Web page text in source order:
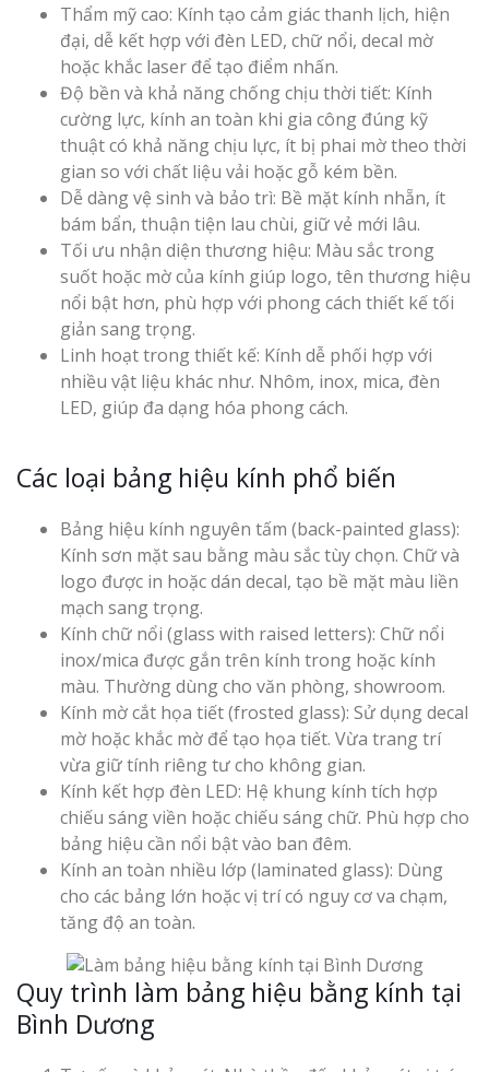
Thẩm mỹ cao: Kính tạo cảm giác thanh lịch, hiện
đại, dễ kết hợp với đèn LED, chữ nổi, decal mờ
hoặc khắc laser để tạo điểm nhấn.
Độ bền và khả năng chống chịu thời tiết: Kính
cường lực, kính an toàn khi gia công đúng kỹ
thuật có khả năng chịu lực, ít bị phai mờ theo thời
gian so với chất liệu vải hoặc gỗ kém bền.
Dễ dàng vệ sinh và bảo trì: Bề mặt kính nhẵn, ít
bám bẩn, thuận tiện lau chùi, giữ vẻ mới lâu.
Tối ưu nhận diện thương hiệu: Màu sắc trong
suốt hoặc mờ của kính giúp logo, tên thương hiệu
nổi bật hơn, phù hợp với phong cách thiết kế tối
giản sang trọng.
Linh hoạt trong thiết kế: Kính dễ phối hợp với
nhiều vật liệu khác như. Nhôm, inox, mica, đèn
LED, giúp đa dạng hóa phong cách.
Các loại bảng hiệu kính phổ biến
Bảng hiệu kính nguyên tấm (back-painted glass):
Kính sơn mặt sau bằng màu sắc tùy chọn. Chữ và
logo được in hoặc dán decal, tạo bề mặt màu liền
mạch sang trọng.
Kính chữ nổi (glass with raised letters): Chữ nổi
inox/mica được gắn trên kính trong hoặc kính
màu. Thường dùng cho văn phòng, showroom.
Kính mờ cắt họa tiết (frosted glass): Sử dụng decal
mờ hoặc khắc mờ để tạo họa tiết. Vừa trang trí
vừa giữ tính riêng tư cho không gian.
Kính kết hợp đèn LED: Hệ khung kính tích hợp
chiếu sáng viền hoặc chiếu sáng chữ. Phù hợp cho
bảng hiệu cần nổi bật vào ban đêm.
Kính an toàn nhiều lớp (laminated glass): Dùng
cho các bảng lớn hoặc vị trí có nguy cơ va chạm,
tăng độ an toàn.
Quy trình làm bảng hiệu bằng kính tại
Bình Dương